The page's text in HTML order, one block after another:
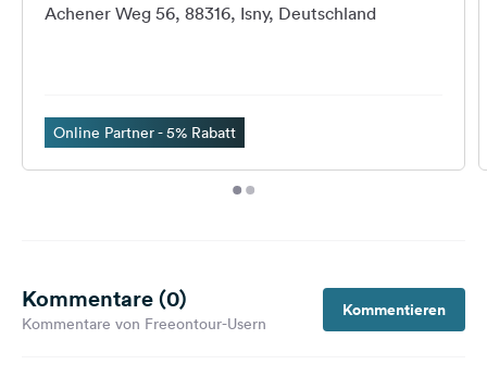
Achener Weg 56, 88316, Isny, Deutschland
Online Partner - 5% Rabatt
Kommentare (0)
Kommentare von Freeontour-Usern
Kommentieren